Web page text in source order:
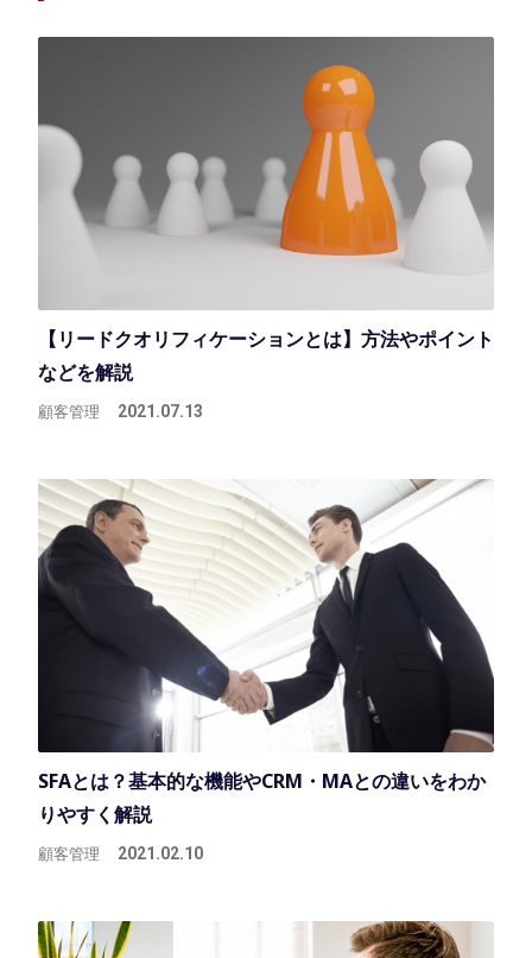
【リードクオリフィケーションとは】方法やポイント
などを解説
顧客管理 2021.07.13
SFAとは？基本的な機能やCRM・MAとの違いをわか
りやすく解説
顧客管理 2021.02.10